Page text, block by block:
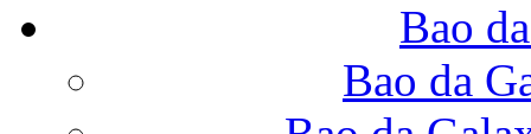
Nắp lưng Samsung
Bao
Bao da